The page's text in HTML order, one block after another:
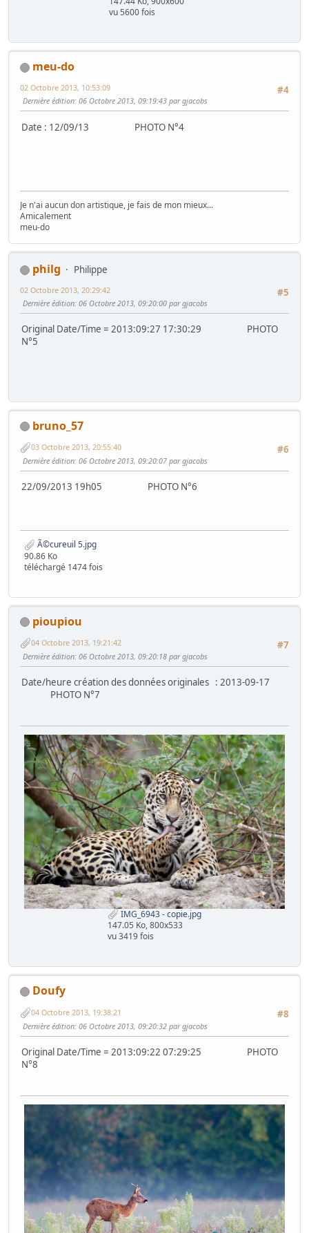
vu 5600 fois
meu-do
#4
02 Octobre 2013, 10:53:09
Dernière édition: 06 Octobre 2013, 09:19:43 par gjacobs
Date : 12/09/13 PHOTO N°4
Je n'ai aucun don artistique, je fais de mon mieux...
Amicalement
meu-do
philg
Philippe
#5
02 Octobre 2013, 20:29:42
Dernière édition: 06 Octobre 2013, 09:20:00 par gjacobs
Original Date/Time = 2013:09:27 17:30:29 PHOTO
N°5
bruno_57
#6
03 Octobre 2013, 20:55:40
Dernière édition: 06 Octobre 2013, 09:20:07 par gjacobs
22/09/2013 19h05 PHOTO N°6
Ã©cureuil 5.jpg
90.86 Ko
téléchargé 1474 fois
pioupiou
#7
04 Octobre 2013, 19:21:42
Dernière édition: 06 Octobre 2013, 09:20:18 par gjacobs
Date/heure création des données originales : 2013-09-17
PHOTO N°7
IMG_6943 - copie.jpg
147.05 Ko, 800x533
vu 3419 fois
Doufy
#8
04 Octobre 2013, 19:38:21
Dernière édition: 06 Octobre 2013, 09:20:32 par gjacobs
Original Date/Time = 2013:09:22 07:29:25 PHOTO
N°8